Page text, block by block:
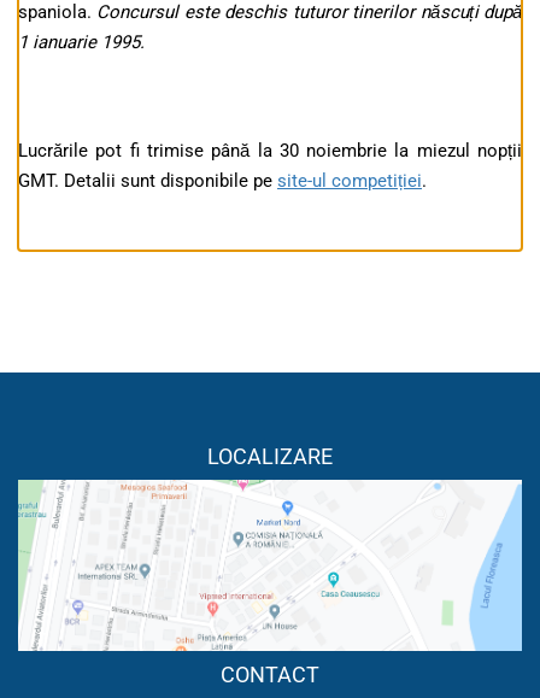
spaniola. Concursul este deschis tuturor tinerilor născuți după
1 ianuarie 1995.
Lucrările pot fi trimise până la 30 noiembrie la miezul nopții
GMT. Detalii sunt disponibile pe site-ul competiției.
LOCALIZARE
CONTACT